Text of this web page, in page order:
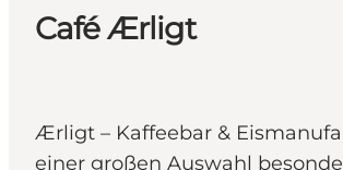
Café Ærligt
Ærligt – Kaffeebar &
einer großen Auswahl